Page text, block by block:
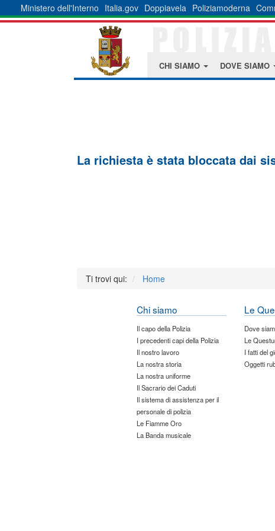
Ministero dell'Interno Italia.gov Doppiavela Poliziamoderna
CHI SIAMO DOVE SIAMO
La richiesta è stata bloccata dai
Ti trovi qui: Home
Chi siamo
Il capo della Polizia
I precedenti capi della Polizia
Il nostro lavoro
La nostra storia
La nostra uniforme
Il Sacrario dei Caduti
Il sistema di assistenza per il
personale di polizia
Le Fiamme Oro
La Banda musicale
Le
Dove
Le
I fatti del
Oggetti